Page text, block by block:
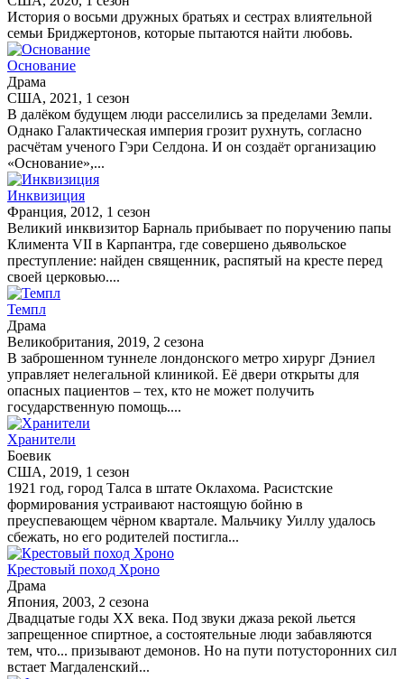
История о восьми дружных братьях и сестрах влиятельной
семьи Бриджертонов, которые пытаются найти любовь.
Основание
Драма
США, 2021, 1 сезон
В далёком будущем люди расселились за пределами Земли.
Однако Галактическая империя грозит рухнуть, согласно
расчётам ученого Гэри Селдона. И он создаёт организацию
«Основание»,...
Инквизиция
Франция, 2012, 1 сезон
Великий инквизитор Барналь прибывает по поручению папы
Климента VII в Карпантра, где совершено дьявольское
преступление: найден священник, распятый на кресте перед
своей церковью....
Темпл
Драма
Великобритания, 2019, 2 сезона
В заброшенном туннеле лондонского метро хирург Дэниел
управляет нелегальной клиникой. Её двери открыты для
опасных пациентов – тех, кто не может получить
государственную помощь....
Хранители
Боевик
США, 2019, 1 сезон
1921 год, город Талса в штате Оклахома. Расистские
формирования устраивают настоящую бойню в
преуспевающем чёрном квартале. Мальчику Уиллу удалось
сбежать, но его родителей постигла...
Крестовый поход Хроно
Драма
Япония, 2003, 2 сезона
Двадцатые годы XX века. Под звуки джаза рекой льется
запрещенное спиртное, а состоятельные люди забавляются
тем, что... призывают демонов. Но на пути потусторонних сил
встает Магдаленский...